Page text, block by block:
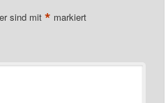
sind mit * markiert